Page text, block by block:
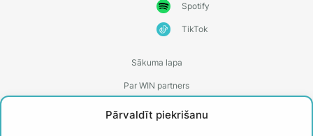
Pārvaldīt piekrišanu
Spotify
TikTok
Sākuma lapa
Par WIN partners
Treneri